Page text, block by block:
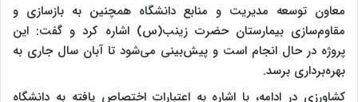
معاون توسعه مدیریت و منابع دانشگاه همچنین به بازسازی و
مقاوم‌سازی بیمارستان حضرت زینب(س) اشاره کرد و گفت: این
پروژه در حال انجام است و پیش‌بینی می‌شود تا آبان سال جاری به
بهره‌برداری برسد.
کشاورزی در ادامه، با اشاره به اعتبارات اختصاص یافته به دانشگاه